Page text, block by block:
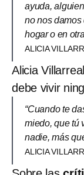
ayuda,
no nos
hogar o en
ALICIA
Alicia
debe vivir
“Cuando te
miedo, que tú
nadie, más
ALICIA